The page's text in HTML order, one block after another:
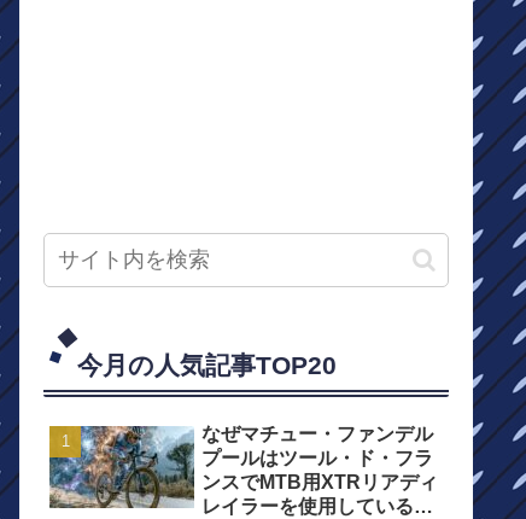
今月の人気記事TOP20
なぜマチュー・ファンデル
プールはツール・ド・フラ
ンスでMTB用XTRリアディ
レイラーを使用しているの